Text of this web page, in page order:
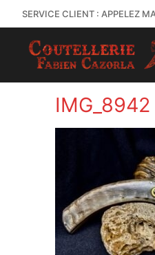
SERVICE CLIENT : APPELEZ
IMG_8942